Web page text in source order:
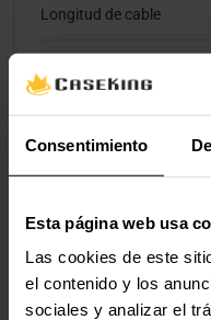
Consentimiento
Esta página web usa
Las cookies de este
el contenido y los
sociales y analizar el
Longitud de cable
Contenido del
Valoraciones